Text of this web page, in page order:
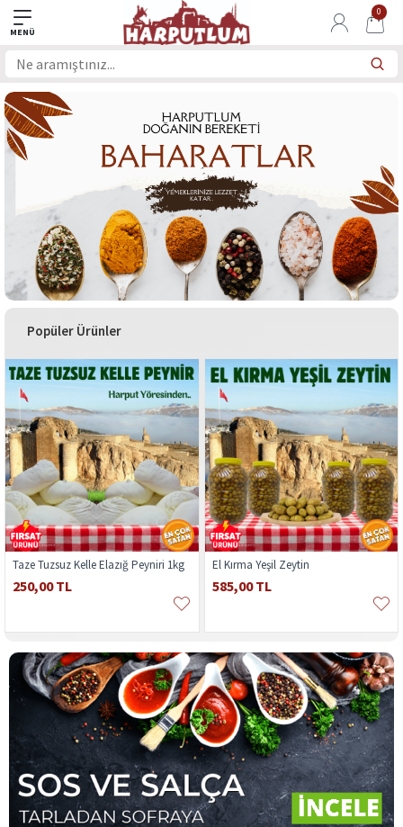
0
Popüler Ürünler
Taze Tuzsuz Kelle Elazığ Peyniri 1kg
250,00 TL
El Kırma Yeşil Zeytin
585,00 TL